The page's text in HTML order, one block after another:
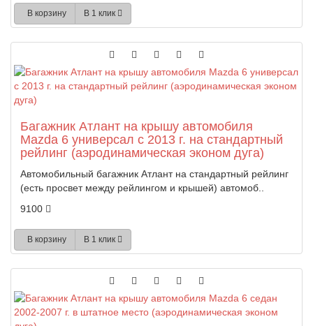
В корзину В 1 клик
Багажник Атлант на крышу автомобиля
Mazda 6 универсал с 2013 г. на стандартный
рейлинг (аэродинамическая эконом дуга)
Автомобильный багажник Атлант на стандартный рейлинг
(есть просвет между рейлингом и крышей) автомоб..
9100
В корзину В 1 клик